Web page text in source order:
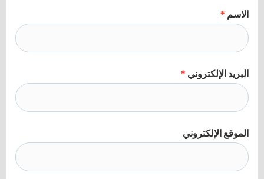
الاسم *
البريد الإلكتروني *
الموقع الإلكتروني